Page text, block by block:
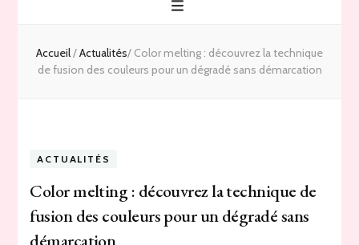
Accueil/Actualités/ Color melting : découvrez la technique
de fusion des couleurs pour un dégradé sans démarcation
ACTUALITÉS
Color melting : découvrez la technique de
fusion des couleurs pour un dégradé sans